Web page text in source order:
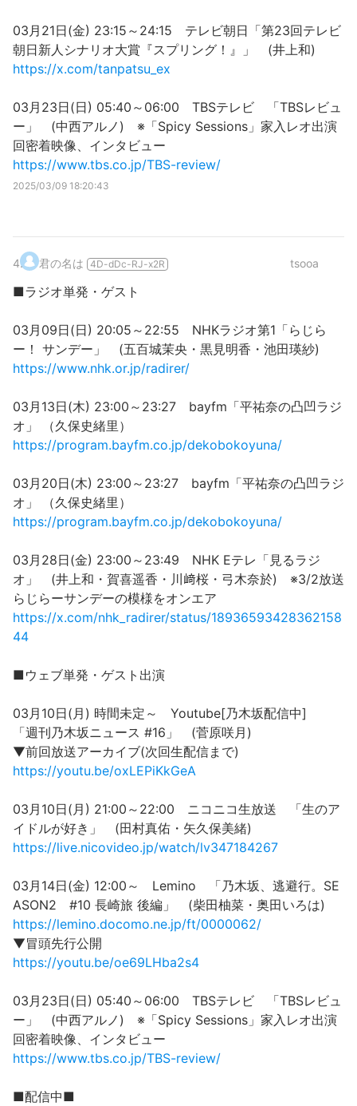
03月21日(金) 23:15～24:15 テレビ朝日「第23回テレビ
朝日新人シナリオ大賞『スプリング！』」 (井上和)
https://x.com/tanpatsu_ex
03月23日(日) 05:40～06:00 TBSテレビ 「TBSレビュ
ー」 (中西アルノ) ※「Spicy Sessions」家入レオ出演
回密着映像、インタビュー
https://www.tbs.co.jp/TBS-review/
2025/03/09 18:20:43
4. 君の名は 4D-dDc-RJ-x2R tsooa
■ラジオ単発・ゲスト
03月09日(日) 20:05～22:55 NHKラジオ第1「らじら
ー！ サンデー」 (五百城茉央・黒見明香・池田瑛紗)
https://www.nhk.or.jp/radirer/
03月13日(木) 23:00～23:27 bayfm「平祐奈の凸凹ラジ
オ」 （久保史緒里）
https://program.bayfm.co.jp/dekobokoyuna/
03月20日(木) 23:00～23:27 bayfm「平祐奈の凸凹ラジ
オ」 （久保史緒里）
https://program.bayfm.co.jp/dekobokoyuna/
03月28日(金) 23:00～23:49 NHK Eテレ「見るラジ
オ」 (井上和・賀喜遥香・川﨑桜・弓木奈於) ※3/2放送
らじらーサンデーの模様をオンエア
https://x.com/nhk_radirer/status/18936593428362158
44
■ウェブ単発・ゲスト出演
03月10日(月) 時間未定～ Youtube[乃木坂配信中]
「週刊乃木坂ニュース #16」 (菅原咲月)
▼前回放送アーカイブ(次回生配信まで)
https://youtu.be/oxLEPiKkGeA
03月10日(月) 21:00～22:00 ニコニコ生放送 「生のア
イドルが好き」 (田村真佑・矢久保美緒)
https://live.nicovideo.jp/watch/lv347184267
03月14日(金) 12:00～ Lemino 「乃木坂、逃避行。SE
ASON2 #10 長崎旅 後編」 (柴田柚菜・奥田いろは)
https://lemino.docomo.ne.jp/ft/0000062/
▼冒頭先行公開
https://youtu.be/oe69LHba2s4
03月23日(日) 05:40～06:00 TBSテレビ 「TBSレビュ
ー」 (中西アルノ) ※「Spicy Sessions」家入レオ出演
回密着映像、インタビュー
https://www.tbs.co.jp/TBS-review/
■配信中■